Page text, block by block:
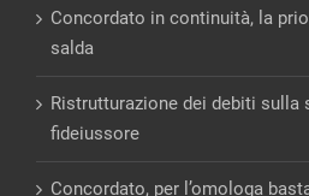
Concordato in continuità, la
salda
Ristrutturazione dei debiti sulla
fideiussore
Concordato, per l’omologa